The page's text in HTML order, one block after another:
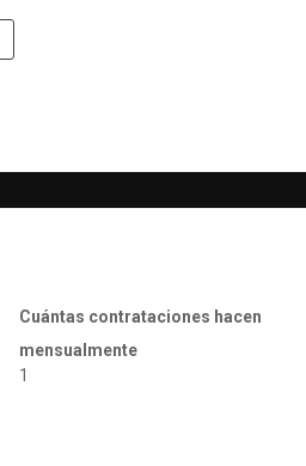
Cuántas contrataciones hacen
mensualmente
1